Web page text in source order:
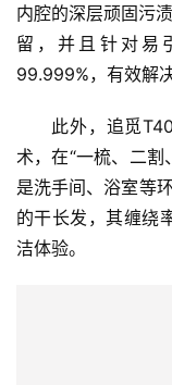
内腔的深层顽固污
留，并且针对易
99.999%，有效解
此外，追觅
术，在“一梳、二
是洗手间、浴室等
的干长发，其缠绕
洁体验。